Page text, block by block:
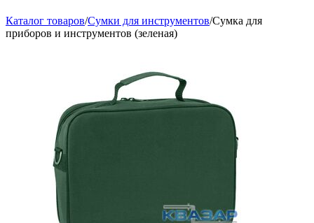
Каталог товаров/Сумки для инструментов/Сумка для
приборов и инструментов (зеленая)